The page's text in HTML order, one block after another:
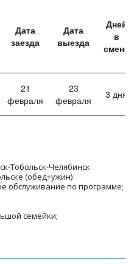
Дата
заезда
Дата
выезда
Дней
в
смене
21
февраля
23
февраля
3 дня
Тобольск-Челябинск
(обед+ужин)
обслуживание по программе;
семейки;